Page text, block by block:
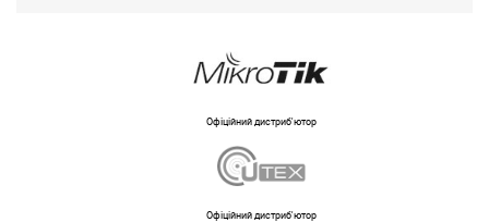
Офіційний дистриб'ютор
Офіційний дистриб'ютор